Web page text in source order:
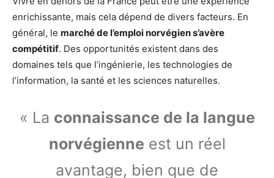
enrichissante, mais cela dépend de divers facteurs. En
général, le marché de l’emploi norvégien s’avère
compétitif. Des opportunités existent dans des
domaines tels que l’ingénierie, les technologies de
l’information, la santé et les sciences naturelles.
« La connaissance de la langue
norvégienne est un réel
avantage, bien que de